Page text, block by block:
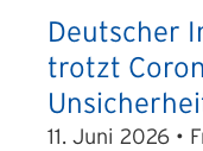
Deutscher
trotzt
11. Juni 2026 •